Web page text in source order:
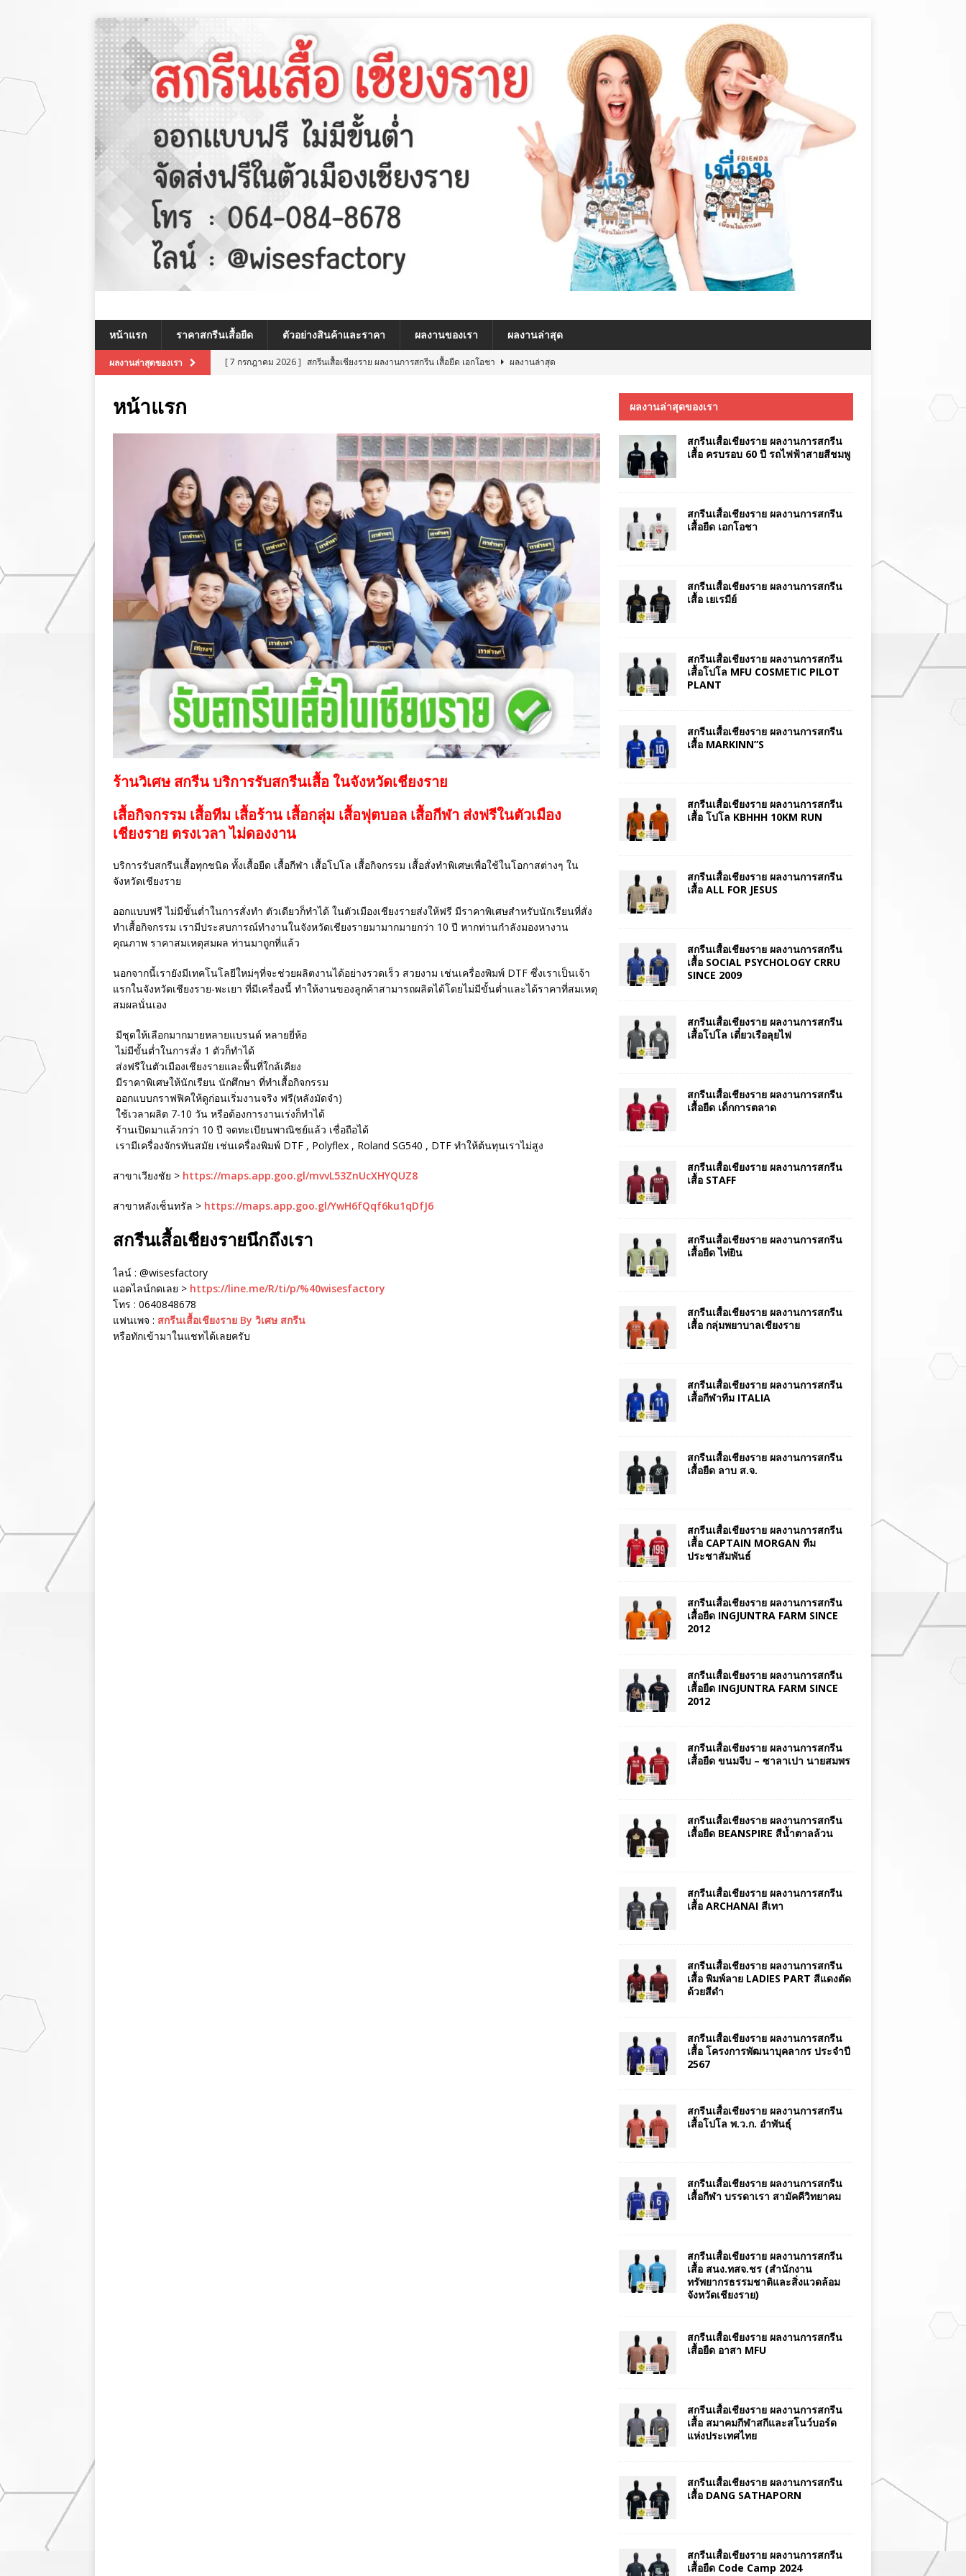
หน้าแรก ราคาสกรีนเสื้อยืด ตัวอย่างสินค้าและราคา ผลงานของเรา ผลงานล่าสุด
ผลงานล่าสุดของเรา [ 7 กรกฎาคม 2026 ] สกรีนเสื้อเชียงราย ผลงานการสกรีน เสื้อยืด เอกโอชา
ผลงานล่าสุด
ผลงานล่าสุด
สกรีนเสื้อเชียงราย ผลงานการสกรีน เสื้อ MARKINN”S
ผลงานล่าสุด
[ 8 กรกฎาคม 2026 ]
สกรีนเสื้อเชียงราย ผลงานการสกรีนเสื้อ ครบรอบ 60 ปี รถไฟฟ้าสายสีชมพู
ผลงานล่าสุด
หน้าแรก
ร้านวิเศษ สกรีน บริการรับสกรีนเสื้อ ในจังหวัดเชียงราย
เสื้อกิจกรรม เสื้อทีม เสื้อร้าน เสื้อกลุ่ม เสื้อฟุตบอล เสื้อกีฬา ส่งฟรีในตัวเมือง
เชียงราย ตรงเวลา ไม่ดองงาน
บริการรับสกรีนเสื้อทุกชนิด ทั้งเสื้อยืด เสื้อกีฬา เสื้อโปโล เสื้อกิจกรรม เสื้อสั่งทำพิเศษเพื่อใช้ในโอกาสต่างๆ ใน
จังหวัดเชียงราย
ออกแบบฟรี ไม่มีขั้นต่ำในการสั่งทำ ตัวเดียวก็ทำได้ ในตัวเมืองเชียงรายส่งให้ฟรี มีราคาพิเศษสำหรับนักเรียนที่สั่ง
ทำเสื้อกิจกรรม เรามีประสบการณ์ทำงานในจังหวัดเชียงรายมามากมายกว่า 10 ปี หากท่านกำลังมองหางาน
คุณภาพ ราคาสมเหตุสมผล ท่านมาถูกที่แล้ว
นอกจากนี้เรายังมีเทคโนโลยีใหม่ๆที่จะช่วยผลิตงานได้อย่างรวดเร็ว สวยงาม เช่นเครื่องพิมพ์ DTF ซึ่งเราเป็นเจ้า
แรกในจังหวัดเชียงราย-พะเยา ที่มีเครื่องนี้ ทำให้งานของลูกค้าสามารถผลิตได้โดยไม่มีขั้นต่ำและได้ราคาที่สมเหตุ
สมผลนั่นเอง
มีชุดให้เลือกมากมายหลายแบรนด์ หลายยี่ห้อ
ไม่มีขั้นต่ำในการสั่ง 1 ตัวก็ทำได้
ส่งฟรีในตัวเมืองเชียงรายและพื้นที่ใกล้เคียง
มีราคาพิเศษให้นักเรียน นักศึกษา ที่ทำเสื้อกิจกรรม
ออกแบบกราฟฟิคให้ดูก่อนเริ่มงานจริง ฟรี(หลังมัดจำ)
ใช้เวลาผลิต 7-10 วัน หรือต้องการงานเร่งก็ทำได้
ร้านเปิดมาแล้วกว่า 10 ปี จดทะเบียนพาณิชย์แล้ว เชื่อถือได้
เรามีเครื่องจักรทันสมัย เช่นเครื่องพิมพ์ DTF , Polyflex , Roland SG540 , DTF ทำให้ต้นทุนเราไม่สูง
สาขาเวียงชัย > https://maps.app.goo.gl/mvvL53ZnUcXHYQUZ8
สาขาหลังเซ็นทรัล > https://maps.app.goo.gl/YwH6fQqf6ku1qDfJ6
สกรีนเสื้อเชียงรายนึกถึงเรา
ไลน์ : @wisesfactory
แอดไลน์กดเลย > https://line.me/R/ti/p/%40wisesfactory
โทร : 0640848678
แฟนเพจ : สกรีนเสื้อเชียงราย By วิเศษ สกรีน
หรือทักเข้ามาในแชทได้เลยครับ
ผลงานล่าสุดของเรา
สกรีนเสื้อเชียงราย ผลงานการสกรีน
เสื้อ ครบรอบ 60 ปี รถไฟฟ้าสายสีชมพู
สกรีนเสื้อเชียงราย ผลงานการสกรีน
เสื้อยืด เอกโอชา
สกรีนเสื้อเชียงราย ผลงานการสกรีน
เสื้อ เยเรมีย์
สกรีนเสื้อเชียงราย ผลงานการสกรีน
เสื้อโปโล MFU COSMETIC PILOT
PLANT
สกรีนเสื้อเชียงราย ผลงานการสกรีน
เสื้อ MARKINN”S
สกรีนเสื้อเชียงราย ผลงานการสกรีน
เสื้อ โปโล KBHHH 10KM RUN
สกรีนเสื้อเชียงราย ผลงานการสกรีน
เสื้อ ALL FOR JESUS
สกรีนเสื้อเชียงราย ผลงานการสกรีน
เสื้อ SOCIAL PSYCHOLOGY CRRU
SINCE 2009
สกรีนเสื้อเชียงราย ผลงานการสกรีน
เสื้อโปโล เตี๋ยวเรือลุยไฟ
สกรีนเสื้อเชียงราย ผลงานการสกรีน
เสื้อยืด เด็กการตลาด
สกรีนเสื้อเชียงราย ผลงานการสกรีน
เสื้อ STAFF
สกรีนเสื้อเชียงราย ผลงานการสกรีน
เสื้อยืด ไท่ยิน
สกรีนเสื้อเชียงราย ผลงานการสกรีน
เสื้อ กลุ่มพยาบาลเชียงราย
สกรีนเสื้อเชียงราย ผลงานการสกรีน
เสื้อกีฬาทีม ITALIA
สกรีนเสื้อเชียงราย ผลงานการสกรีน
เสื้อยืด ลาบ ส.จ.
สกรีนเสื้อเชียงราย ผลงานการสกรีน
เสื้อ CAPTAIN MORGAN ทีม
ประชาสัมพันธ์
สกรีนเสื้อเชียงราย ผลงานการสกรีน
เสื้อยืด INGJUNTRA FARM SINCE
2012
สกรีนเสื้อเชียงราย ผลงานการสกรีน
เสื้อยืด INGJUNTRA FARM SINCE
2012
สกรีนเสื้อเชียงราย ผลงานการสกรีน
เสื้อยืด ขนมจีบ – ซาลาเปา นายสมพร
สกรีนเสื้อเชียงราย ผลงานการสกรีน
เสื้อยืด BEANSPIRE สีน้ำตาลล้วน
สกรีนเสื้อเชียงราย ผลงานการสกรีน
เสื้อ ARCHANAI สีเทา
สกรีนเสื้อเชียงราย ผลงานการสกรีน
เสื้อ พิมพ์ลาย LADIES PART สีแดงตัด
ด้วยสีดำ
สกรีนเสื้อเชียงราย ผลงานการสกรีน
เสื้อ โครงการพัฒนาบุคลากร ประจำปี
2567
สกรีนเสื้อเชียงราย ผลงานการสกรีน
เสื้อโปโล พ.ว.ก. อำพันธุ์
สกรีนเสื้อเชียงราย ผลงานการสกรีน
เสื้อกีฬา บรรดาเรา สามัคคีวิทยาคม
สกรีนเสื้อเชียงราย ผลงานการสกรีน
เสื้อ สนง.ทสจ.ชร (สำนักงาน
ทรัพยากรธรรมชาติและสิ่งแวดล้อม
จังหวัดเชียงราย)
สกรีนเสื้อเชียงราย ผลงานการสกรีน
เสื้อยืด อาสา MFU
สกรีนเสื้อเชียงราย ผลงานการสกรีน
เสื้อ สมาคมกีฬาสกีและสโนว์บอร์ด
แห่งประเทศไทย
สกรีนเสื้อเชียงราย ผลงานการสกรีน
เสื้อ DANG SATHAPORN
สกรีนเสื้อเชียงราย ผลงานการสกรีน
เสื้อยืด Code Camp 2024